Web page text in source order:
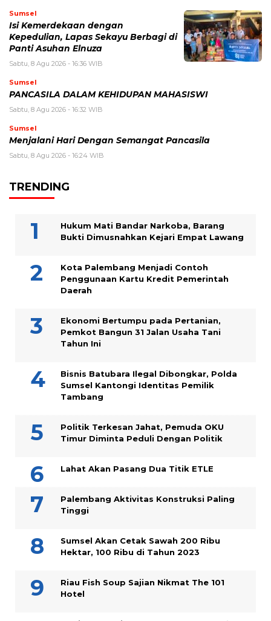
Sumsel
Isi Kemerdekaan dengan
Kepedulian, Lapas Sekayu Berbagi di
Panti Asuhan Elnuza
Sabtu, 8 Agu 2026 - 16:36 WIB
Sumsel
PANCASILA DALAM KEHIDUPAN MAHASISWI
Sabtu, 8 Agu 2026 - 16:32 WIB
Sumsel
Menjalani Hari Dengan Semangat Pancasila
Sabtu, 8 Agu 2026 - 16:24 WIB
TRENDING
Hukum Mati Bandar Narkoba, Barang
Bukti Dimusnahkan Kejari Empat Lawang
Kota Palembang Menjadi Contoh
Penggunaan Kartu Kredit Pemerintah
Daerah
Ekonomi Bertumpu pada Pertanian,
Pemkot Bangun 31 Jalan Usaha Tani
Tahun Ini
Bisnis Batubara Ilegal Dibongkar, Polda
Sumsel Kantongi Identitas Pemilik
Tambang
Politik Terkesan Jahat, Pemuda OKU
Timur Diminta Peduli Dengan Politik
Lahat Akan Pasang Dua Titik ETLE
Palembang Aktivitas Konstruksi Paling
Tinggi
Sumsel Akan Cetak Sawah 200 Ribu
Hektar, 100 Ribu di Tahun 2023
Riau Fish Soup Sajian Nikmat The 101
Hotel